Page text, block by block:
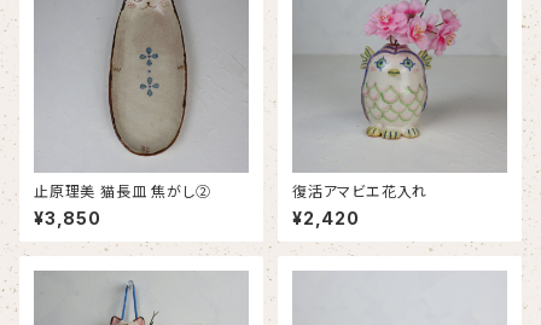
止原理美 猫長皿 焦がし②
¥3,850
復活アマビエ花入れ
¥2,420